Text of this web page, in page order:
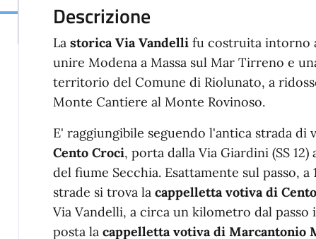
Descrizione
La storica Via Vandelli fu costruita intorno
unire Modena a Massa sul Mar Tirreno e
territorio del Comune di Riolunato, a
Monte Cantiere al Monte Rovinoso.
E' raggiungibile seguendo l'antica strada
Cento Croci, porta dalla Via Giardini (SS
del fiume Secchia. Esattamente sul passo,
strade si trova la cappelletta votiva di
Via Vandelli, a circa un kilometro dal passo
posta la cappelletta votiva di Marcantonio